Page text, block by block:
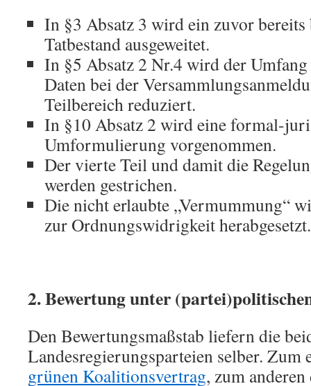
In §3 Absatz 3 wird ein zuvor bereits
Tatbestand ausgeweitet.
In §5 Absatz 2 Nr.4 wird der
Daten bei der
Teilbereich reduziert.
In §10 Absatz 2 wird eine formal-
Umformulierung vorgenommen.
Der vierte Teil und damit die
werden gestrichen.
Die nicht erlaubte „Vermummung“
zur Ordnungswidrigkeit herabgesetzt.
2. Bewertung unter
Den Bewertungsmaßstab liefern die
Landesregierungsparteien selber. Zum
grünen Koalitionsvertrag, zum